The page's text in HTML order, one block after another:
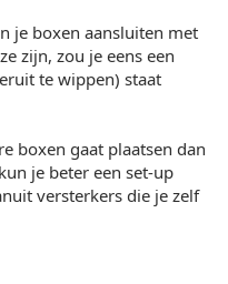
je boxen aansluiten met
zijn, zou je eens een
te wippen) staat
boxen gaat plaatsen dan
je beter een set-up
versterkers die je zelf